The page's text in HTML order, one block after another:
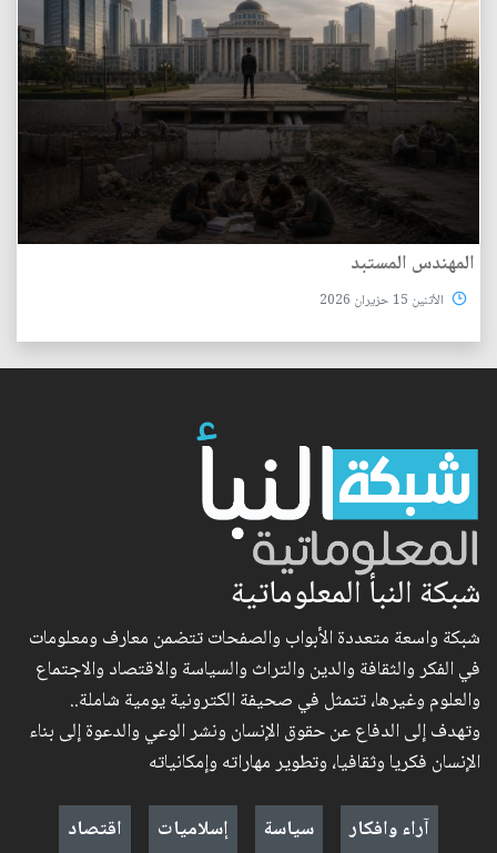
المهندس المستبد
الأثنين 15 حزيران 2026
شبكة النبأ المعلوماتية
شبكة واسعة متعددة الأبواب والصفحات تتضمن معارف ومعلومات
في الفكر والثقافة والدين والتراث والسياسة والاقتصاد والاجتماع
والعلوم وغيرها، تتمثل في صحيفة الكترونية يومية شاملة..
وتهدف إلى الدفاع عن حقوق الإنسان ونشر الوعي والدعوة إلى بناء
الإنسان فكريا وثقافيا، وتطوير مهاراته وإمكانياته
آراء وافكار
سياسة إسلاميات اقتصاد